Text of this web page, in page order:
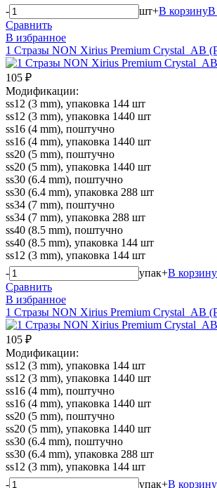
-
шт+В корзинуВ
Сравнить
В избранное
1 Стразы NON Xirius Premium Crystal_AB
105 ₽
Модификации:
ss12 (3 mm), упаковка 144 шт
ss12 (3 mm), упаковка 1440 шт
ss16 (4 mm), поштучно
ss16 (4 mm), упаковка 1440 шт
ss20 (5 mm), поштучно
ss20 (5 mm), упаковка 1440 шт
ss30 (6.4 mm), поштучно
ss30 (6.4 mm), упаковка 288 шт
ss34 (7 mm), поштучно
ss34 (7 mm), упаковка 288 шт
ss40 (8.5 mm), поштучно
ss40 (8.5 mm), упаковка 144 шт
ss12 (3 mm), упаковка 144 шт
-
упак+В корзину
Сравнить
В избранное
1 Стразы NON Xirius Premium Crystal_AB
105 ₽
Модификации:
ss12 (3 mm), упаковка 144 шт
ss12 (3 mm), упаковка 1440 шт
ss16 (4 mm), поштучно
ss16 (4 mm), упаковка 1440 шт
ss20 (5 mm), поштучно
ss20 (5 mm), упаковка 1440 шт
ss30 (6.4 mm), поштучно
ss30 (6.4 mm), упаковка 288 шт
ss12 (3 mm), упаковка 144 шт
-
упак+В корзину